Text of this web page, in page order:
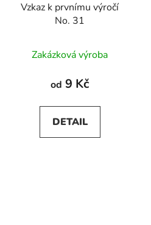
Vzkaz k prvnímu výročí
No. 31
Zakázková výroba
od 9 Kč
DETAIL